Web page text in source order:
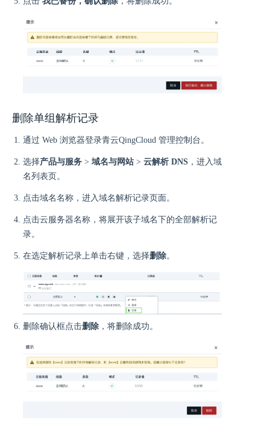
删除单组解析记录
通过 Web 浏览器登录青云QingCloud 管理控制台。
选择产品与服务 > 域名与网站 > 云解析 DNS ，进入域
名列表页。
点击域名名称，进入域名解析记录页面。
点击云服务器名称，将展开该子域名下的全部解析记
录。
在选定解析记录上单击右键，选择删除。
删除确认框点击删除 ，将删除成功。